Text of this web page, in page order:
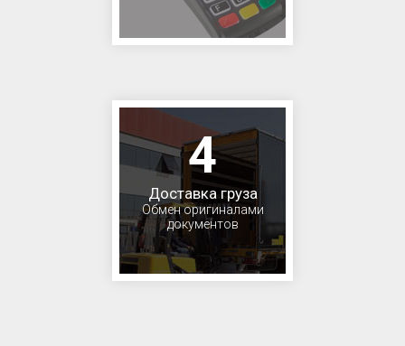
4
Доставка груза
Обмен оригиналами
документов